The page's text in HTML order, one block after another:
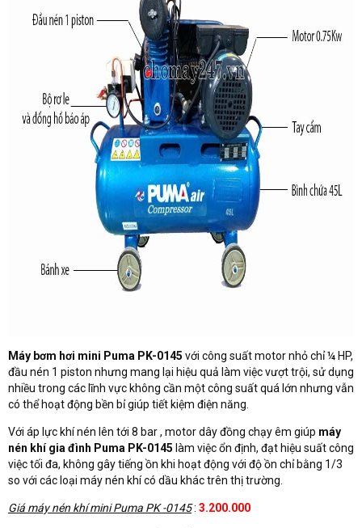
Máy bơm hơi mini Puma PK-0145 với công suất motor nhỏ chỉ ¼ HP,
đầu nén 1 piston nhưng mang lại hiệu quả làm việc vượt trội, sử dụng
nhiều trong các lĩnh vực không cần một công suất quá lớn nhưng vẫn
có thể hoạt động bền bỉ giúp tiết kiệm điện năng.
Với áp lực khí nén lên tới 8 bar , motor dây đồng chạy êm giúp máy
nén khí gia đình Puma PK-0145 làm việc ổn định, đạt hiệu suất công
việc tối đa, không gây tiếng ồn khi hoạt động với độ ồn chỉ bằng 1/3
so với các loại máy nén khí có dầu khác trên thị trường.
Giá máy nén khí mini Puma PK -0145: 3.200.000